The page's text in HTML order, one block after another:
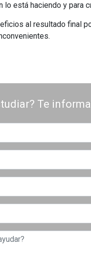
está haciendo y para
al resultado final
Te